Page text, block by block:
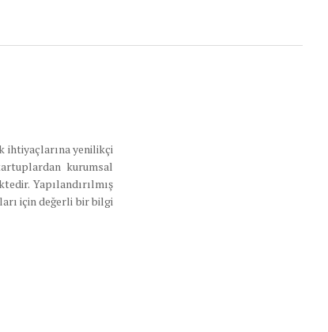
ihtiyaçlarına yenilikçi
kurumsal
Yapılandırılmış
için değerli bir bilgi